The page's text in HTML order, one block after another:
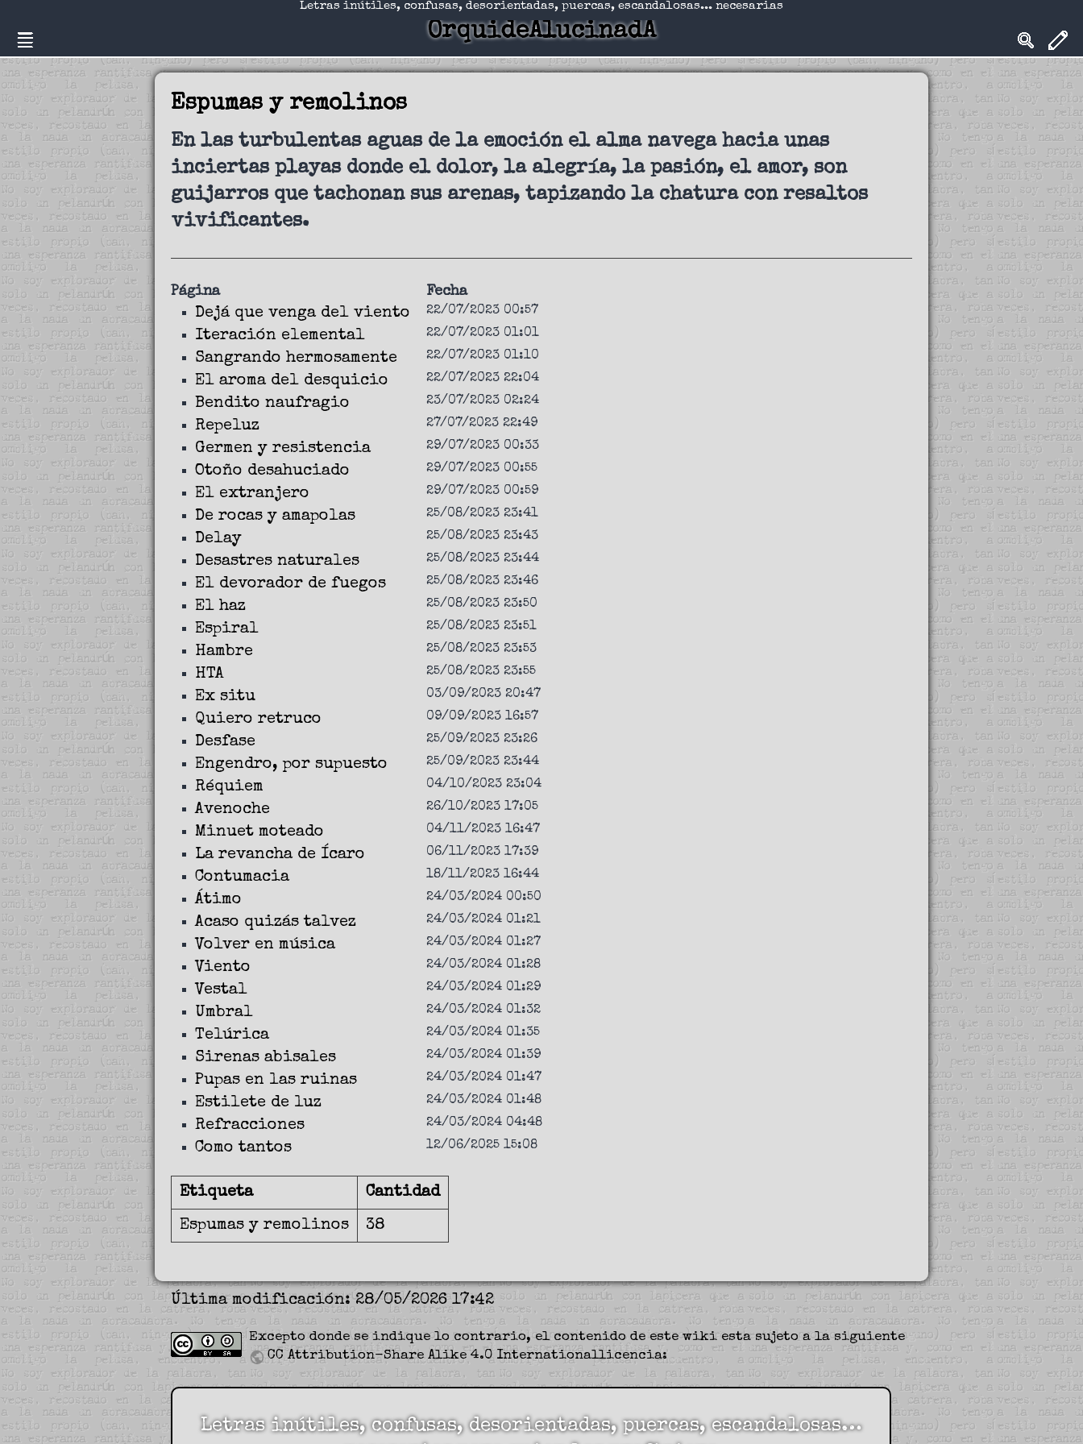
Letras inútiles, confusas, desorientadas, puercas, escandalosas... necesarias
OrquideAlucinadA
Espumas y remolinos
En las turbulentas aguas de la emoción el alma navega hacia unas
inciertas playas donde el dolor, la alegría, la pasión, el amor, son
guijarros que tachonan sus arenas, tapizando la chatura con resaltos
vivificantes.
Página Fecha
Dejá que venga del viento 22/07/2023 00:57
Iteración elemental 22/07/2023 01:01
Sangrando hermosamente 22/07/2023 01:10
El aroma del desquicio 22/07/2023 22:04
Bendito naufragio 23/07/2023 02:24
Repeluz 27/07/2023 22:49
Germen y resistencia 29/07/2023 00:33
Otoño desahuciado 29/07/2023 00:55
El extranjero 29/07/2023 00:59
De rocas y amapolas 25/08/2023 23:41
Delay 25/08/2023 23:43
Desastres naturales 25/08/2023 23:44
El devorador de fuegos 25/08/2023 23:46
El haz 25/08/2023 23:50
Espiral 25/08/2023 23:51
Hambre 25/08/2023 23:53
HTA 25/08/2023 23:55
Ex situ 03/09/2023 20:47
Quiero retruco 09/09/2023 16:57
Desfase 25/09/2023 23:26
Engendro, por supuesto 25/09/2023 23:44
Réquiem 04/10/2023 23:04
Avenoche 26/10/2023 17:05
Minuet moteado 04/11/2023 16:47
La revancha de Ícaro 06/11/2023 17:39
Contumacia 18/11/2023 16:44
Átimo 24/03/2024 00:50
Acaso quizás talvez 24/03/2024 01:21
Volver en música 24/03/2024 01:27
Viento 24/03/2024 01:28
Vestal 24/03/2024 01:29
Umbral 24/03/2024 01:32
Telúrica 24/03/2024 01:35
Sirenas abisales 24/03/2024 01:39
Pupas en las ruinas 24/03/2024 01:47
Estilete de luz 24/03/2024 01:48
Refracciones 24/03/2024 04:48
Como tantos 12/06/2025 15:08
Etiqueta Cantidad
Espumas y remolinos 38
Última modificación: 28/05/2026 17:42
Excepto donde se indique lo contrario, el contenido de este wiki esta sujeto a la siguiente
licencia:
CC Attribution-Share Alike 4.0 International
Letras inútiles, confusas, desorientadas, puercas, escandalosas…